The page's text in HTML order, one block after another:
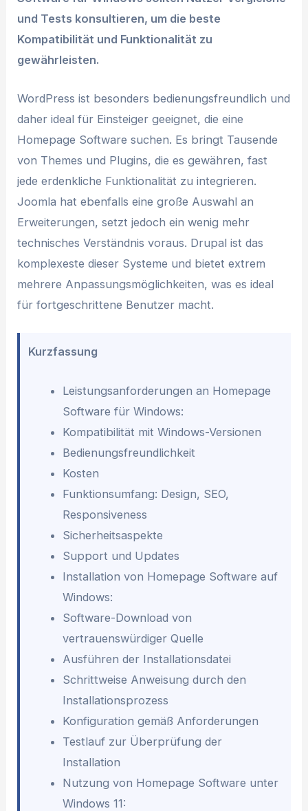
und Tests konsultieren, um die beste
Kompatibilität und Funktionalität zu
gewährleisten.
WordPress ist besonders bedienungsfreundlich und
daher ideal für Einsteiger geeignet, die eine
Homepage Software suchen. Es bringt Tausende
von Themes und Plugins, die es gewähren, fast
jede erdenkliche Funktionalität zu integrieren.
Joomla hat ebenfalls eine große Auswahl an
Erweiterungen, setzt jedoch ein wenig mehr
technisches Verständnis voraus. Drupal ist das
komplexeste dieser Systeme und bietet extrem
mehrere Anpassungsmöglichkeiten, was es ideal
für fortgeschrittene Benutzer macht.
Kurzfassung
Leistungsanforderungen an Homepage
Software für Windows:
Kompatibilität mit Windows-Versionen
Bedienungsfreundlichkeit
Kosten
Funktionsumfang: Design, SEO,
Responsiveness
Sicherheitsaspekte
Support und Updates
Installation von Homepage Software auf
Windows:
Software-Download von
vertrauenswürdiger Quelle
Ausführen der Installationsdatei
Schrittweise Anweisung durch den
Installationsprozess
Konfiguration gemäß Anforderungen
Testlauf zur Überprüfung der
Installation
Nutzung von Homepage Software unter
Windows 11: